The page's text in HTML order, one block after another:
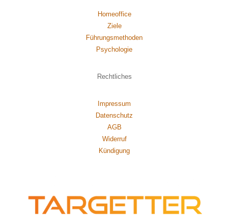
Homeoffice
Ziele
Führungsmethoden
Psychologie
Rechtliches
Impressum
Datenschutz
AGB
Widerruf
Kündigung